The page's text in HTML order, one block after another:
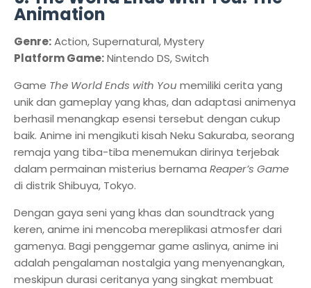
Animation
Genre:Action, Supernatural, Mystery
Platform Game:Nintendo DS, Switch
Game The World Ends with You memiliki cerita yang
unik dan gameplay yang khas, dan adaptasi animenya
berhasil menangkap esensi tersebut dengan cukup
baik. Anime ini mengikuti kisah Neku Sakuraba, seorang
remaja yang tiba-tiba menemukan dirinya terjebak
dalam permainan misterius bernama Reaper’s Game
di distrik Shibuya, Tokyo.
Dengan gaya seni yang khas dan soundtrack yang
keren, anime ini mencoba mereplikasi atmosfer dari
gamenya. Bagi penggemar game aslinya, anime ini
adalah pengalaman nostalgia yang menyenangkan,
meskipun durasi ceritanya yang singkat membuat